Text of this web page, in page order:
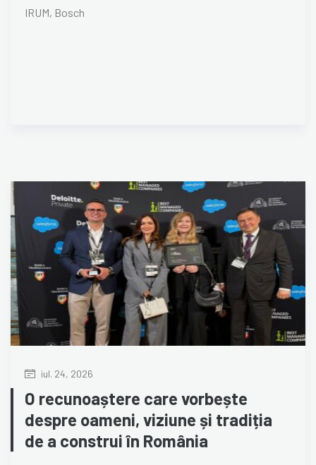
IRUM, Bosch
iul. 24, 2026
O recunoaștere care vorbește
despre oameni, viziune și tradiția
de a construi în România